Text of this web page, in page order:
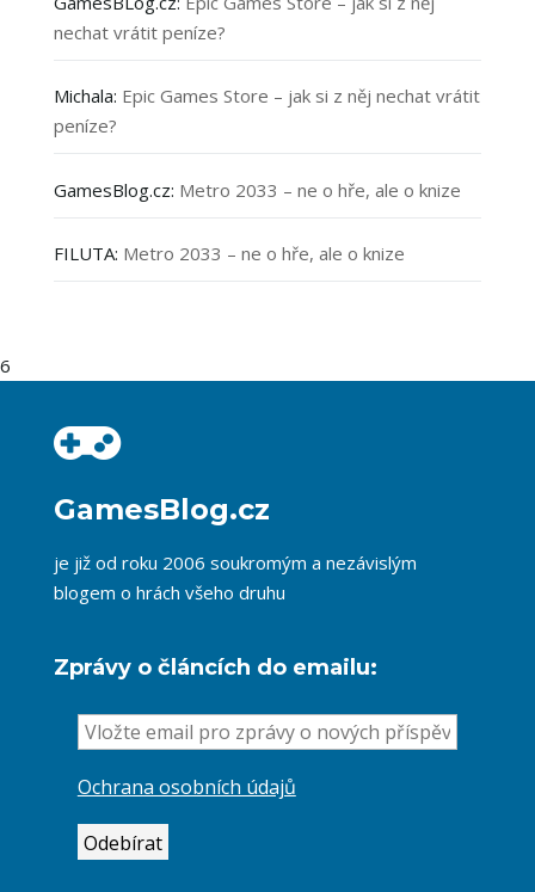
nechat vrátit peníze?
Michala: Epic Games Store – jak si z něj nechat vrátit
peníze?
GamesBlog.cz: Metro 2033 – ne o hře, ale o knize
FILUTA: Metro 2033 – ne o hře, ale o knize
6
GamesBlog.cz
je již od roku 2006 soukromým a nezávislým
blogem o hrách všeho druhu
Zprávy o článcích do emailu:
Ochrana osobních údajů